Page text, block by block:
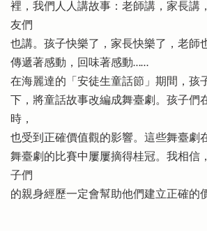
裡，我們人人講故事：老師講，家長講
友們
也講。孩子快樂了，家長快樂了，老師
傳遞著感動，回味著感動……
在海麗達的「安徒生童話節」期間，孩
下，將童話故事改編成舞臺劇。孩子們
時，
也受到正確價值觀的影響。這些舞臺劇
舞臺劇的比賽中屢屢摘得桂冠。我相信
子們
的親身經歷一定會幫助他們建立正確的